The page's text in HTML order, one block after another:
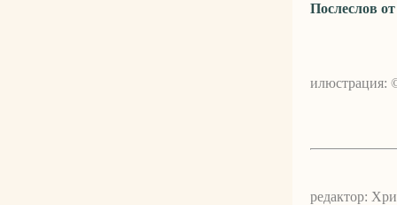
Послеслов
илюстрация:
редактор: